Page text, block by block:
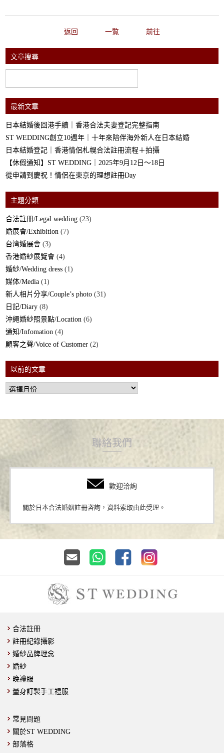
返回 一覧 前往
文章搜尋
最新文章
日本結婚後回港手續｜香港合法夫妻登記完整指南
ST WEDDING創立10週年｜十年來陪伴海外新人在日本結婚
日本結婚登記｜香港情侶札幌合法註冊流程＋拍攝
【休假通知】ST WEDDING｜2025年9月12日～18日
從申請到慶祝！情侶在東京的理想註冊Day
主題分類
合法註冊/Legal wedding (23)
婚展會/Exhibition (7)
台湾婚展會 (3)
香港婚紗展覽會 (4)
婚紗/Wedding dress (1)
媒体/Media (1)
新人相片分享/Couple’s photo (31)
日記/Diary (8)
沖繩婚紗照景點/Location (6)
通知/Infomation (4)
顧客之聲/Voice of Customer (2)
以前的文章
聯絡我們
歡迎洽詢
關於日本合法婚姻註冊咨詢，資料索取由此受理。
合法註冊
註冊紀錄攝影
婚紗品牌理念
婚紗
晚禮服
量身訂製手工禮服
常見問題
關於ST WEDDING
部落格